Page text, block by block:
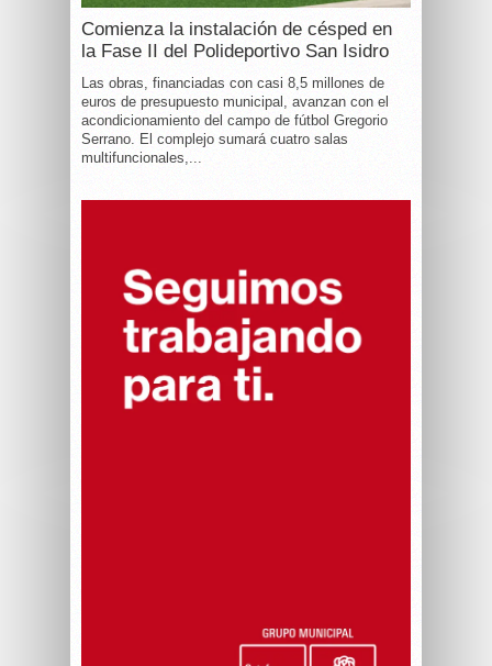
Comienza la instalación de césped en
la Fase II del Polideportivo San Isidro
Las obras, financiadas con casi 8,5 millones de
euros de presupuesto municipal, avanzan con el
acondicionamiento del campo de fútbol Gregorio
Serrano. El complejo sumará cuatro salas
multifuncionales,...